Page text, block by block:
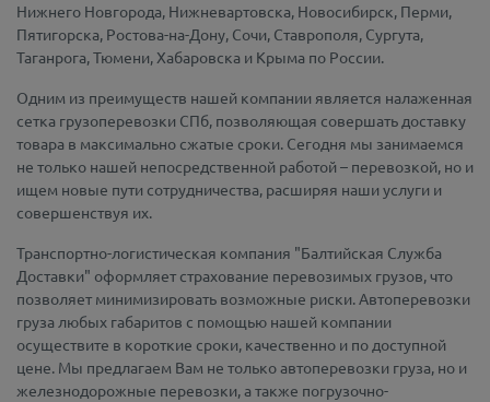
Нижнего Новгорода, Нижневартовска, Новосибирск, Перми,
Пятигорска, Ростова-на-Дону, Сочи, Ставрополя, Сургута,
Таганрога, Тюмени, Хабаровска и Крыма по России.
Одним из преимуществ нашей компании является налаженная
сетка грузоперевозки СПб, позволяющая совершать доставку
товара в максимально сжатые сроки. Сегодня мы занимаемся
не только нашей непосредственной работой – перевозкой, но и
ищем новые пути сотрудничества, расширяя наши услуги и
совершенствуя их.
Транспортно-логистическая компания "Балтийская Служба
Доставки" оформляет страхование перевозимых грузов, что
позволяет минимизировать возможные риски. Автоперевозки
груза любых габаритов с помощью нашей компании
осуществите в короткие сроки, качественно и по доступной
цене. Мы предлагаем Вам не только автоперевозки груза, но и
железнодорожные перевозки, а также погрузочно-